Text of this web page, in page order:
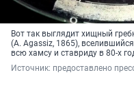
Вот так выглядит хищный
(A. Agassiz, 1865),
всю хамсу и ставриду в 80-х
Источник: предоставлено